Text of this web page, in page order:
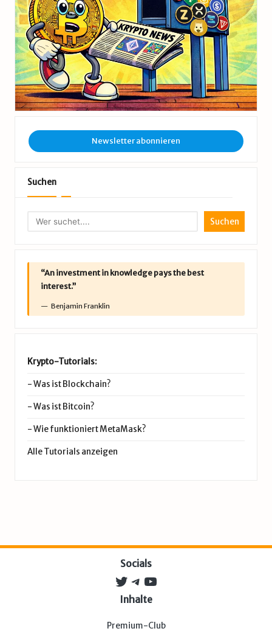
Newsletter abonnieren
Suchen
Suchen
“An investment in knowledge pays the best
interest.”
Benjamin Franklin
Krypto-Tutorials:
-Was ist Blockchain?
-Was ist Bitcoin?
-Wie funktioniert MetaMask?
Alle Tutorials anzeigen
Socials
Twitter
Telegram
YouTube
Inhalte
Premium-Club